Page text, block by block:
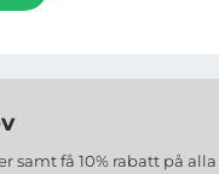
samt få 10% rabatt på alla